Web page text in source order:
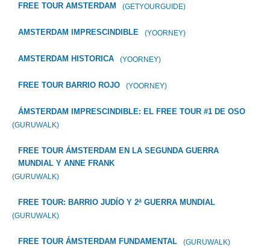
FREE TOUR AMSTERDAM (GETYOURGUIDE)
AMSTERDAM IMPRESCINDIBLE (YOORNEY)
AMSTERDAM HISTORICA (YOORNEY)
FREE TOUR BARRIO ROJO (YOORNEY)
ÁMSTERDAM IMPRESCINDIBLE: EL FREE TOUR #1 DE OSO
(GURUWALK)
FREE TOUR ÁMSTERDAM EN LA SEGUNDA GUERRA
MUNDIAL Y ANNE FRANK
(GURUWALK)
FREE TOUR: BARRIO JUDÍO Y 2ª GUERRA MUNDIAL
(GURUWALK)
FREE TOUR ÁMSTERDAM FUNDAMENTAL (GURUWALK)